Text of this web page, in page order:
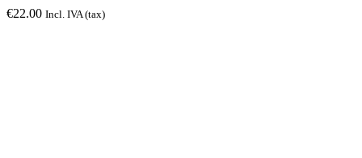
€22.00 Incl. IVA (tax)